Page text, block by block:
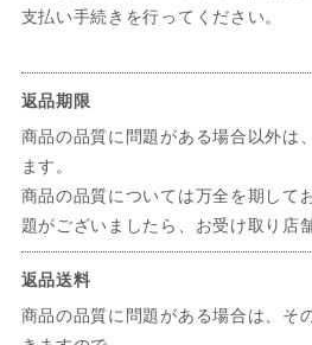
支払い手続きを行ってください。
返品期限
商品の品質に問題がある場合以外は
ます。
商品の品質については万全を期して
題がございましたら、お受け取り店
返品送料
商品の品質に問題がある場合は、そ